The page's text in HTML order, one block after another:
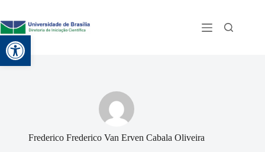
Abrir a barra de ferramentas
Frederico Frederico Van Erven Cabala Oliveira